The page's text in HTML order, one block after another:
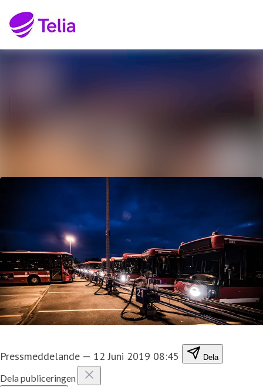
Pressmeddelande — 12 Juni 2019 08:45 Dela
Dela publiceringen